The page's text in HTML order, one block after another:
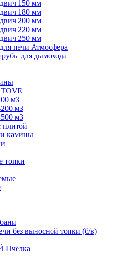
150 мм
180 мм
200 мм
220 мм
250 мм
печи Атмосфера
для дымохода
м3
м3
м3
плитой
камины
топки
без выносной топки (б/в)
Пчёлка